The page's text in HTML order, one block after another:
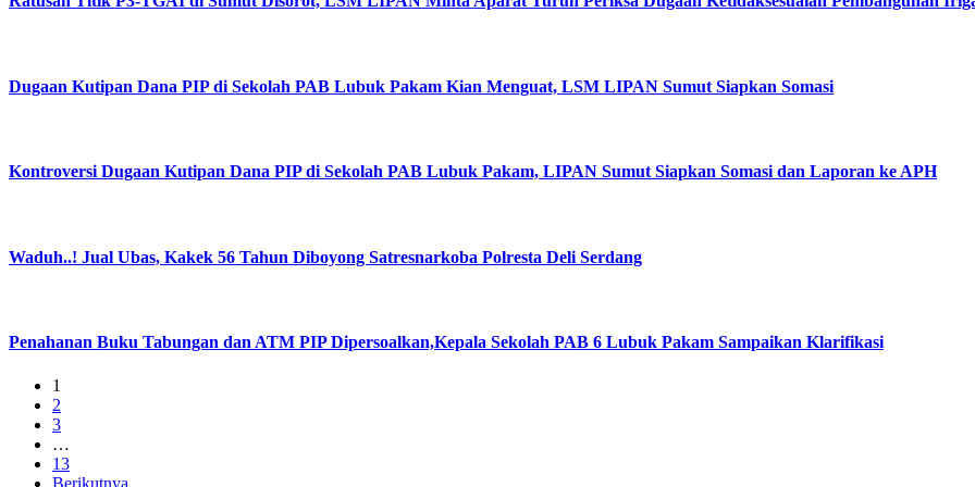
Dugaan Kutipan Dana PIP di Sekolah PAB Lubuk Pakam Kian Menguat, LSM LIPAN Sumut Siapkan Somasi
Kontroversi Dugaan Kutipan Dana PIP di Sekolah PAB Lubuk Pakam, LIPAN Sumut Siapkan Somasi dan Laporan ke APH
Waduh..! Jual Ubas, Kakek 56 Tahun Diboyong Satresnarkoba Polresta Deli Serdang
Penahanan Buku Tabungan dan ATM PIP Dipersoalkan,Kepala Sekolah PAB 6 Lubuk Pakam Sampaikan Klarifikasi
1
2
3
…
13
Berikutnya